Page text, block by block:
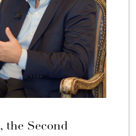
, the Second